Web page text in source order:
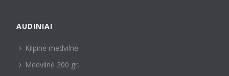
AUDINIAI
Kilpinė medvilnė
Medvilnė 200 gr.